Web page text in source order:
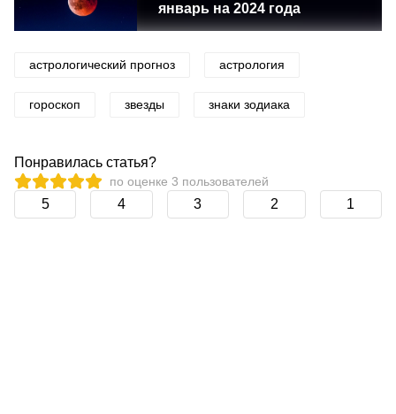
январь на 2024 года
астрологический прогноз астрология
гороскоп звезды знаки зодиака
Понравилась статья?
по оценке 3 пользователей
5 4 3 2 1